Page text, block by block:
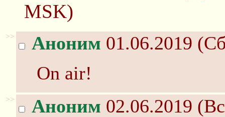
MSK)
>> Аноним 01.06.2019
On air!
>> Аноним 02.06.2019